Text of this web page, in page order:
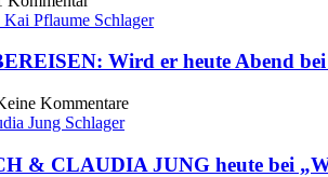
Wird er heute Abend
Kommentare
& CLAUDIA JUNG heute bei